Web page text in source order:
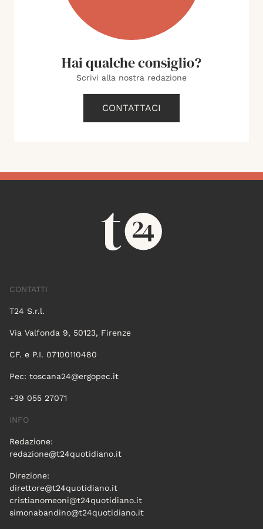
Hai qualche consiglio?
Scrivi alla nostra redazione
CONTATTACI
CONTATTI
T24 S.r.l.
Via Valfonda 9, 50123, Firenze
CF. e P.I. 07100110480
Pec: toscana24@ergopec.it
+39 055 27071
INFO
Redazione:
redazione@t24quotidiano.it
Direzione:
direttore@t24quotidiano.it
cristianomeoni@t24quotidiano.it
simonabandino@t24quotidiano.it